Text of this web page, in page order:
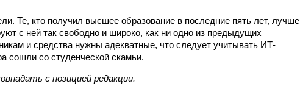
Те, кто получил высшее образование в последние пять лет, лучше
с ней так свободно и широко, как ни одно из предыдущих
и средства нужны адекватные, что следует учитывать ИТ-
сошли со студенческой скамьи.
с позицией редакции.